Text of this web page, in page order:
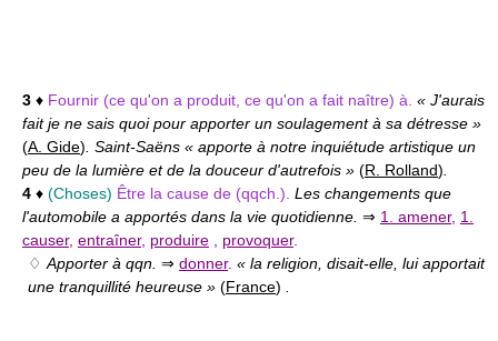
3 ♦ Fournir (ce qu'on a produit, ce qu'on a fait naître) à. « J'aurais
fait je ne sais quoi pour apporter un soulagement à sa détresse »
(A. Gide). Saint-Saëns « apporte à notre inquiétude artistique un
peu de la lumière et de la douceur d'autrefois » (R. Rolland).
4 ♦ (Choses) Être la cause de (qqch.). Les changements que
l'automobile a apportés dans la vie quotidienne. ⇒ 1. amener, 1.
causer, entraîner, produire , provoquer.
♢Apporter à qqn. ⇒ donner. « la religion, disait-elle, lui apportait
une tranquillité heureuse » (France) .